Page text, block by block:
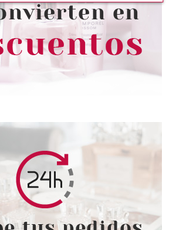
WATERPROOF MASCARA
099 KOHL BLACK
34.00€
-49%
desde
17.50€
SISLEY
PHYTO LIP TWIST MATE